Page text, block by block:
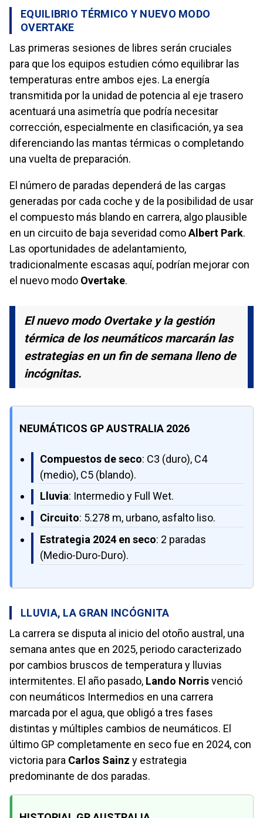
EQUILIBRIO TÉRMICO Y NUEVO MODO
OVERTAKE
Las primeras sesiones de libres serán cruciales
para que los equipos estudien cómo equilibrar las
temperaturas entre ambos ejes. La energía
transmitida por la unidad de potencia al eje trasero
acentuará una asimetría que podría necesitar
corrección, especialmente en clasificación, ya sea
diferenciando las mantas térmicas o completando
una vuelta de preparación.
El número de paradas dependerá de las cargas
generadas por cada coche y de la posibilidad de usar
el compuesto más blando en carrera, algo plausible
en un circuito de baja severidad comoAlbert Park.
Las oportunidades de adelantamiento,
tradicionalmente escasas aquí, podrían mejorar con
el nuevo modo Overtake.
El nuevo modo Overtake y la gestión
térmica de los neumáticos marcarán las
estrategias en un fin de semana lleno de
incógnitas.
NEUMÁTICOS GP AUSTRALIA 2026
Compuestos de seco: C3 (duro), C4
(medio), C5 (blando).
Lluvia: Intermedio y Full Wet.
Circuito: 5.278 m, urbano, asfalto liso.
Estrategia 2024 en seco: 2 paradas
(Medio-Duro-Duro).
LLUVIA, LA GRAN INCÓGNITA
La carrera se disputa al inicio del otoño austral, una
semana antes que en 2025, periodo caracterizado
por cambios bruscos de temperatura y lluvias
intermitentes. El año pasado, Lando Norrisvenció
con neumáticos Intermedios en una carrera
marcada por el agua, que obligó a tres fases
distintas y múltiples cambios de neumáticos. El
último GP completamente en seco fue en 2024, con
victoria para Carlos Sainz y estrategia
predominante de dos paradas.